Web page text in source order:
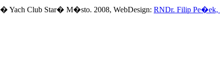
� Yach Club Star� M�sto. 2008, WebDesign: RNDr. Filip Pe�ek,